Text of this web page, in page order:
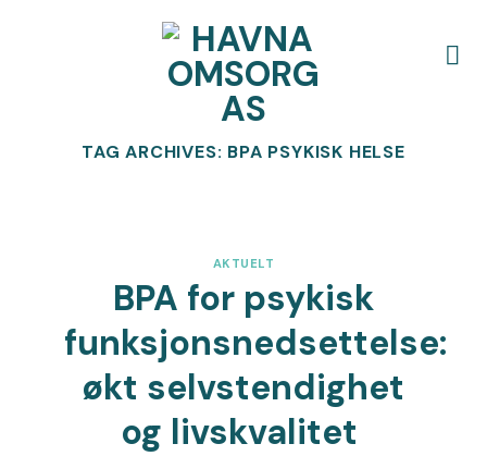
TAG ARCHIVES: BPA PSYKISK HELSE
AKTUELT
BPA for psykisk
funksjonsnedsettelse:
økt selvstendighet
og livskvalitet